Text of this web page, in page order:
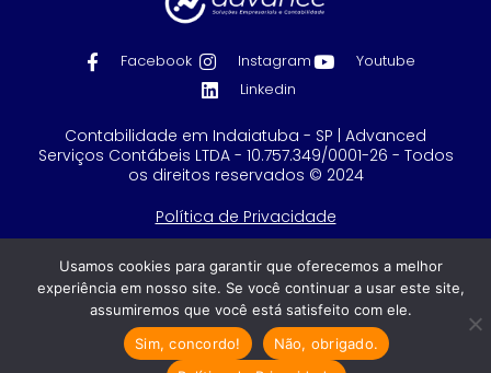
Facebook Instagram
Youtube
Linkedin
Contabilidade em Indaiatuba - SP | Advanced
Serviços Contábeis LTDA - 10.757.349/0001-26 - Todos
os direitos reservados © 2024
Política de Privacidade
Feito com
por GRUPO DPG
Usamos cookies para garantir que oferecemos a melhor
experiência em nosso site. Se você continuar a usar este site,
assumiremos que você está satisfeito com ele.
Sim, concordo!
Não, obrigado.